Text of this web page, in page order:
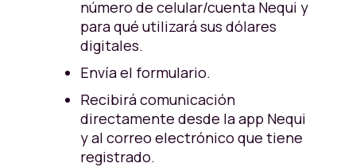
número de celular/cuenta Nequi y
para qué utilizará sus dólares
digitales.
Envía el formulario.
Recibirá comunicación
directamente desde la app Nequi
y al correo electrónico que tiene
registrado.